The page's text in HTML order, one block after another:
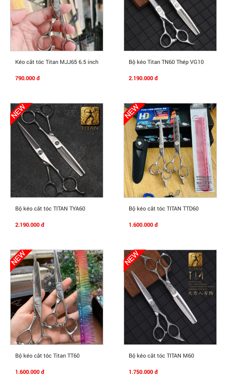
Mua Ngay
Kéo cắt tóc Titan MJJ65 6.5 inch
790.000 đ
Mua Ngay
Bộ kéo Titan TN60 Thép VG10
2.190.000 đ
Mua Ngay
Bộ kéo cắt tóc TITAN TYA60
2.190.000 đ
Mua Ngay
Bộ kéo cắt tóc TITAN TTD60
1.600.000 đ
Mua Ngay
Bộ kéo cắt tóc Titan TT60
1.600.000 đ
Mua Ngay
Bộ kéo cắt tóc TITAN M60
1.750.000 đ